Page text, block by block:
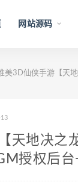
网站源码
美3D仙侠手游【天
天地决之
授权后